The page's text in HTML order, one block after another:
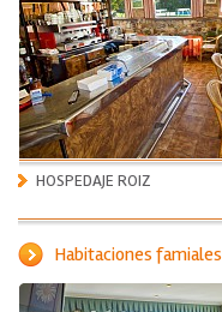
HOSPEDAJE ROIZ
Habitaciones famiales